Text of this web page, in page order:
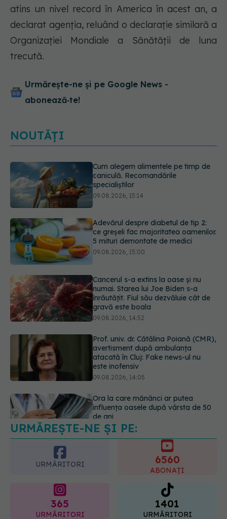
atins un nivel record în America în acest an, a
declarat agenția, reluând o declarație similară a
Organizației Mondiale a Sănătății de luna
trecută.
Urmărește-ne și pe Google News -
abonează‑te!
NOUTĂȚI
Adevărul despre diabetul de tip 2:
ce greșeli fac majoritatea oamenilor.
5 mituri demontate de medici
09.08.2026, 15:00
Cancerul s-a extins la oase și nu
numai. Starea lui Joe Biden s-a
înrăutățit. Fiul său dezvăluie cât de
gravă este boala
Prof. univ. dr. Cătălina Poiană (CMR),
avertisment după ambulanța
atacată în Cluj: Fake news-ul nu
este inofensiv
Ora la care mănânci ar putea
influența oasele după vârsta de 50
de ani
09.08.2026, 14:00
Cum alegem alimentele pe timp de
caniculă. Recomandările
specialiștilor
09.08.2026, 15:14
URMĂREȘTE-NE ȘI PE:
URMĂRITORI
ABONAȚI
URMĂRITORI
1401
URMĂRITORI
ARTICOLE SIMILARE